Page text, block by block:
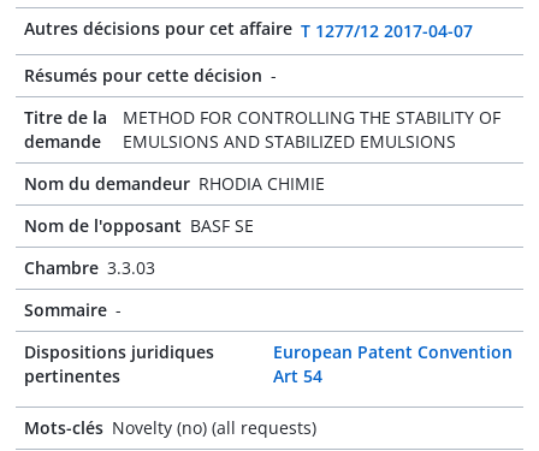
Autres décisions pour cet affaire T 1277/12 2017-04-07
Résumés pour cette décision -
Titre de la
demande
METHOD FOR CONTROLLING THE STABILITY OF
EMULSIONS AND STABILIZED EMULSIONS
Nom du demandeur RHODIA CHIMIE
Nom de l'opposant BASF SE
Chambre 3.3.03
Sommaire -
Dispositions juridiques
pertinentes
European Patent Convention
Art 54
Mots-clés Novelty (no) (all requests)